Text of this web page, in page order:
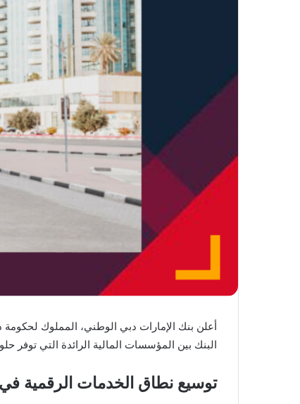
البنك بين المؤسسات المالية الرائدة التي توفر
توسيع نطاق الخدمات الرقمية في